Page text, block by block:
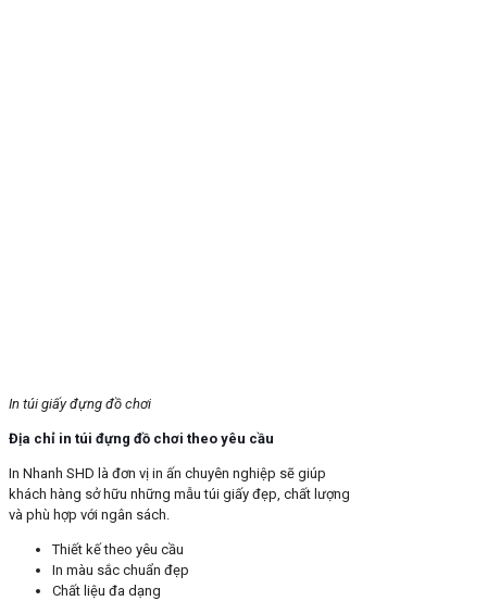
In túi giấy đựng đồ chơi
Địa chỉ in túi đựng đồ chơi theo yêu cầu
In Nhanh SHD là đơn vị in ấn chuyên nghiệp sẽ giúp
khách hàng sở hữu những mẫu túi giấy đẹp, chất lượng
và phù hợp với ngân sách.
Thiết kế theo yêu cầu
In màu sắc chuẩn đẹp
Chất liệu đa dạng